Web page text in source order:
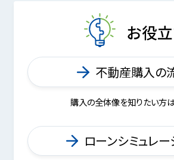
お役
不動産購入の
購入の全体像を知りたい方
ローンシミュレー